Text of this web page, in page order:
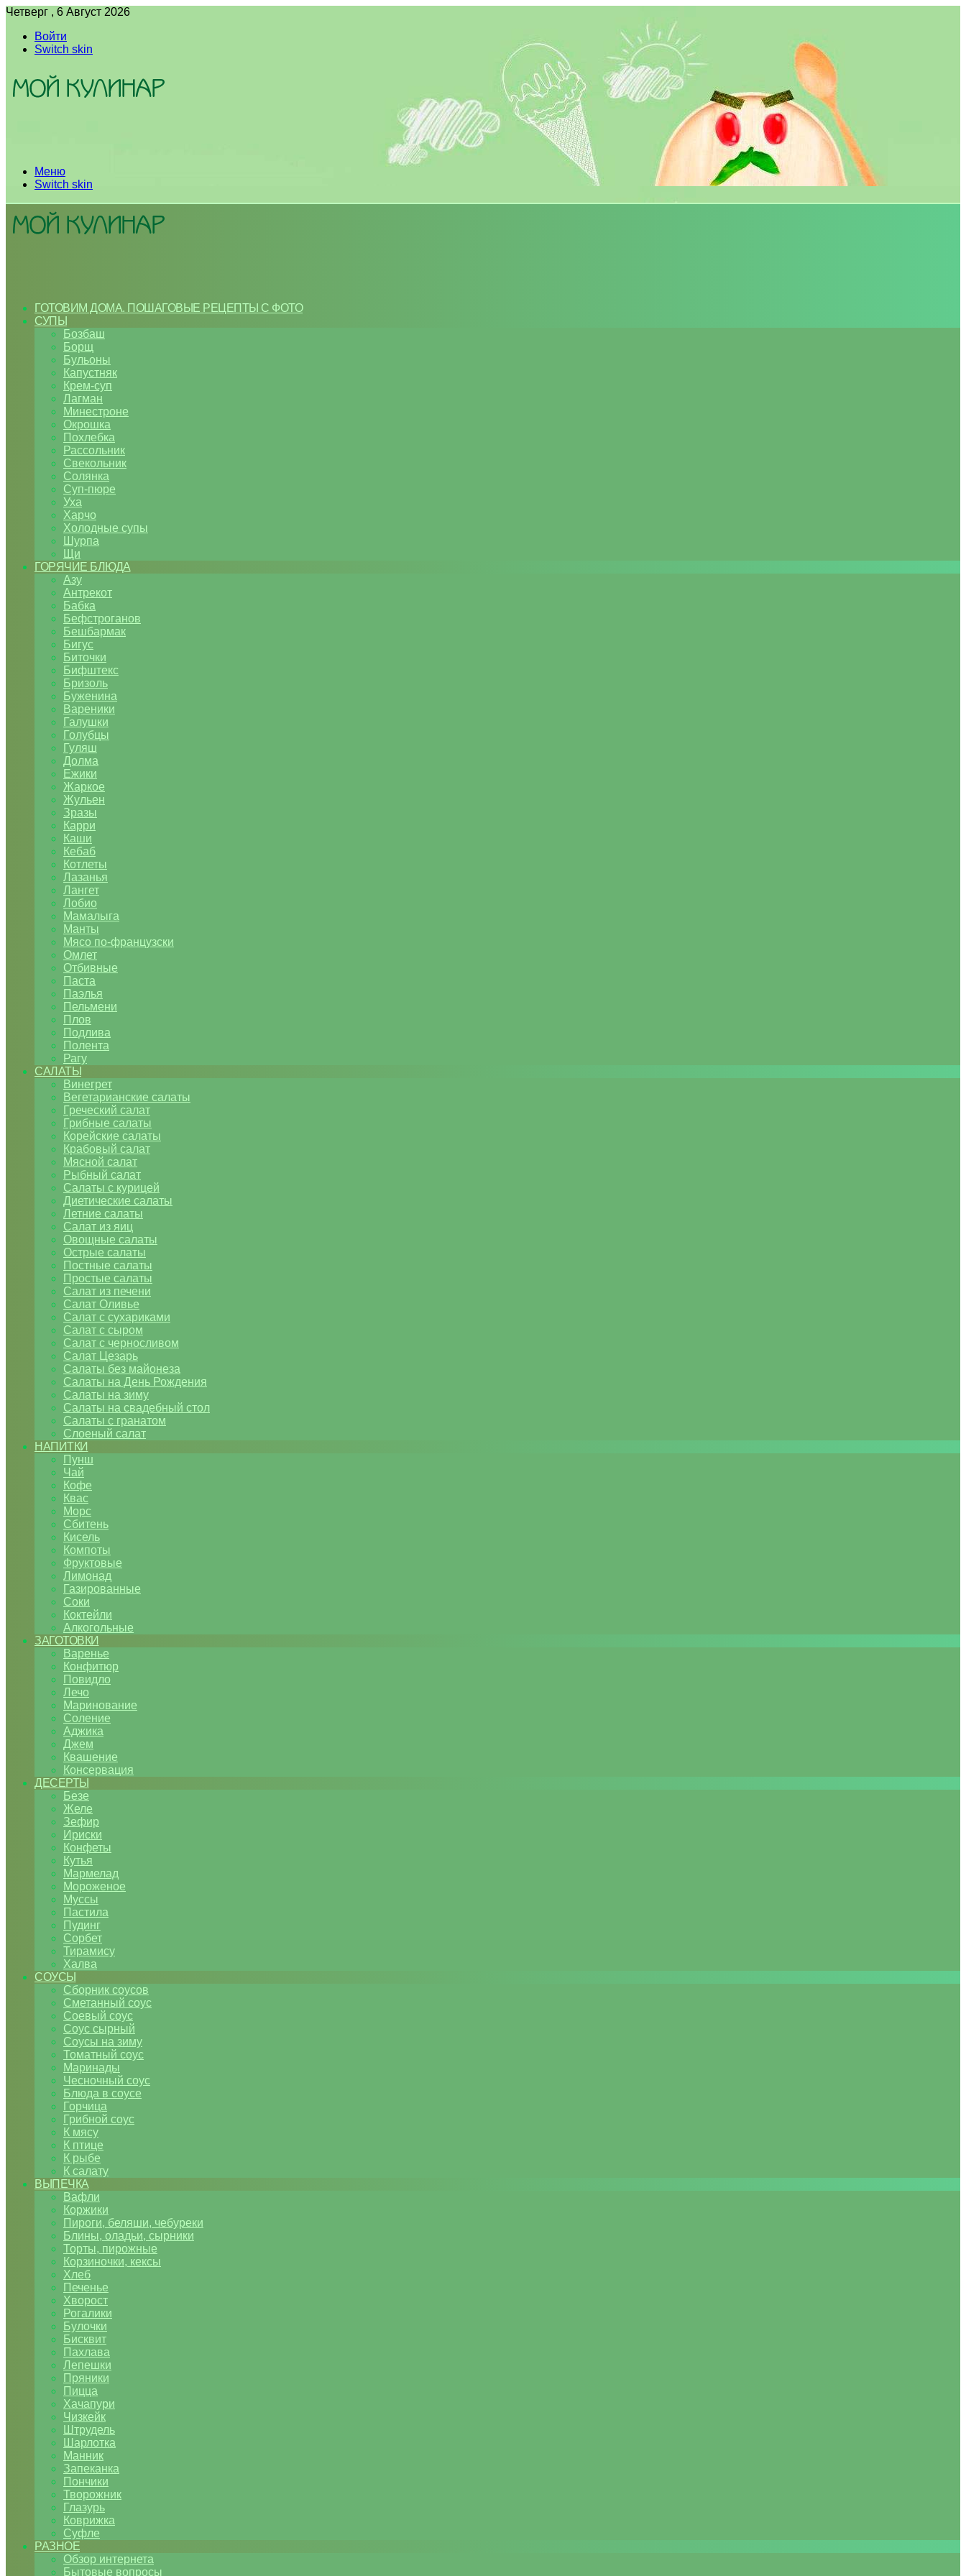
Четверг , 6 Август 2026
Войти
Switch skin
Меню
Switch skin
ГОТОВИМ ДОМА. ПОШАГОВЫЕ РЕЦЕПТЫ С ФОТО
СУПЫ
Бозбаш
Борщ
Бульоны
Капустняк
Крем-суп
Лагман
Минестроне
Окрошка
Похлебка
Рассольник
Свекольник
Солянка
Суп-пюре
Уха
Харчо
Холодные супы
Шурпа
Щи
ГОРЯЧИЕ БЛЮДА
Азу
Антрекот
Бабка
Бефстроганов
Бешбармак
Бигус
Биточки
Бифштекс
Бризоль
Буженина
Вареники
Галушки
Голубцы
Гуляш
Долма
Ежики
Жаркое
Жульен
Зразы
Карри
Каши
Кебаб
Котлеты
Лазанья
Лангет
Лобио
Мамалыга
Манты
Мясо по-французски
Омлет
Отбивные
Паста
Паэлья
Пельмени
Плов
Подлива
Полента
Рагу
САЛАТЫ
Винегрет
Вегетарианские салаты
Греческий салат
Грибные салаты
Корейские салаты
Крабовый салат
Мясной салат
Рыбный салат
Салаты с курицей
Диетические салаты
Летние салаты
Салат из яиц
Овощные салаты
Острые салаты
Постные салаты
Простые салаты
Салат из печени
Салат Оливье
Салат с сухариками
Салат с сыром
Салат с черносливом
Салат Цезарь
Салаты без майонеза
Салаты на День Рождения
Салаты на зиму
Салаты на свадебный стол
Салаты с гранатом
Слоеный салат
НАПИТКИ
Пунш
Чай
Кофе
Квас
Морс
Сбитень
Кисель
Компоты
Фруктовые
Лимонад
Газированные
Соки
Коктейли
Алкогольные
ЗАГОТОВКИ
Варенье
Конфитюр
Повидло
Лечо
Маринование
Соление
Аджика
Джем
Квашение
Консервация
ДЕСЕРТЫ
Безе
Желе
Зефир
Ириски
Конфеты
Кутья
Мармелад
Мороженое
Муссы
Пастила
Пудинг
Сорбет
Тирамису
Халва
СОУСЫ
Сборник соусов
Сметанный соус
Соевый соус
Соус сырный
Соусы на зиму
Томатный соус
Маринады
Чесночный соус
Блюда в соусе
Горчица
Грибной соус
К мясу
К птице
К рыбе
К салату
ВЫПЕЧКА
Вафли
Коржики
Пироги, беляши, чебуреки
Блины, оладьи, сырники
Торты, пирожные
Корзиночки, кексы
Хлеб
Печенье
Хворост
Рогалики
Булочки
Бисквит
Пахлава
Лепешки
Пряники
Пицца
Хачапури
Чизкейк
Штрудель
Шарлотка
Манник
Запеканка
Пончики
Творожник
Глазурь
Коврижка
Суфле
РАЗНОЕ
Обзор интернета
Бытовые вопросы